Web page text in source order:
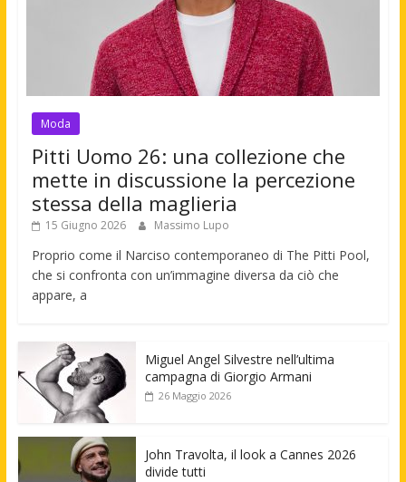
Moda
Pitti Uomo 26: una collezione che
mette in discussione la percezione
stessa della maglieria
15 Giugno 2026 Massimo Lupo
Proprio come il Narciso contemporaneo di The Pitti Pool,
che si confronta con un’immagine diversa da ciò che
appare, a
Miguel Angel Silvestre nell’ultima
campagna di Giorgio Armani
26 Maggio 2026
John Travolta, il look a Cannes 2026
divide tutti